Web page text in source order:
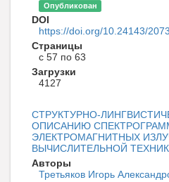
Опубликован
DOI
https://doi.org/10.24143/
Страницы
с 57 по 63
Загрузки
4127
СТРУКТУРНО-
ОПИСАНИЮ
ЭЛЕКТРОМАГНИТНЫХ
ВЫЧИСЛИТЕЛЬНОЙ
Авторы
Третьяков Игорь